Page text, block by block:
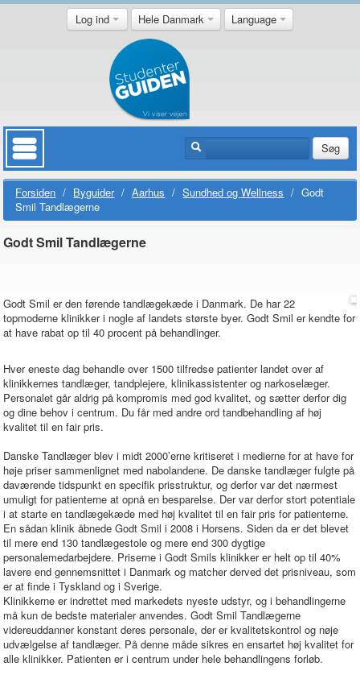
Log ind Hele Danmark Language
Søg
Forsiden / Byguider / Aarhus / Sundhed og Wellness / Godt
Smil Tandlægerne
Godt Smil Tandlægerne
Godt Smil er den førende tandlægekæde i Danmark. De har 22
topmoderne klinikker i nogle af landets største byer. Godt Smil er kendte for
at have rabat op til 40 procent på behandlinger.
Hver eneste dag behandle over 1500 tilfredse patienter landet over af
klinikkernes tandlæger, tandplejere, klinikassistenter og narkoselæger.
Personalet går aldrig på kompromis med god kvalitet, og sætter derfor dig
og dine behov i centrum. Du får med andre ord tandbehandling af høj
kvalitet til en fair pris.
Danske Tandlæger blev i midt 2000’erne kritiseret i medierne for at have for
høje priser sammenlignet med nabolandene. De danske tandlæger fulgte på
daværende tidspunkt en specifik prisstruktur, og derfor var det nærmest
umuligt for patienterne at opnå en besparelse. Der var derfor stort potentiale
i at starte en tandlægekæde med høj kvalitet til en fair pris for patienterne.
En sådan klinik åbnede Godt Smil i 2008 i Horsens. Siden da er det blevet
til mere end 130 tandlægestole og mere end 300 dygtige
personalemedarbejdere. Priserne i Godt Smils klinikker er helt op til 40%
lavere end gennemsnittet i Danmark og matcher derved det prisniveau, som
er at finde i Tyskland og i Sverige.
Klinikkerne er indrettet med markedets nyeste udstyr, og i behandlingerne
må kun de bedste materialer anvendes. Godt Smil Tandlægerne
videreuddanner konstant deres personale, der er kvalitetskontrol og nøje
udvælgelse af tandlæger. På denne måde sikres en ensartet høj kvalitet for
alle klinikker. Patienten er i centrum under hele behandlingens forløb.